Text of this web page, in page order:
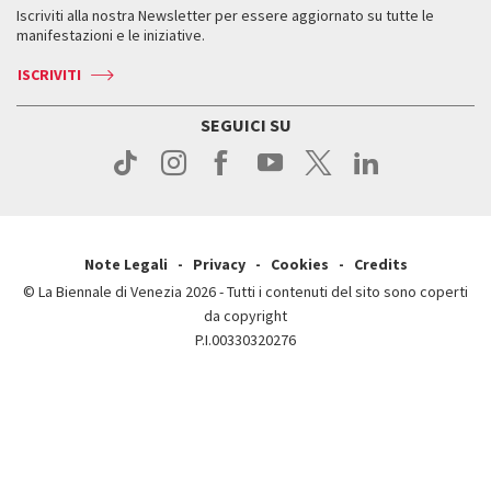
Come raggiungerci
Contatti
Press
Biglietti
Servizi al pubblico
Come raggiungerci
Contatti
Orari e sedi
Iscriviti alla nostra Newsletter per essere aggiornato su tutte le
manifestazioni e le iniziative.
ISCRIVITI
SEGUICI SU
Note Legali Privacy Cookies
Credits
© La Biennale di Venezia 2026 - Tutti i contenuti del sito sono coperti
da copyright
P.I.00330320276